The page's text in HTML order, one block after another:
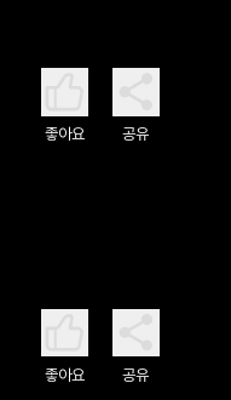
좋아요 공유
좋아요 공유